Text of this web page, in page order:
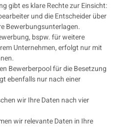
gibt es klare Rechte zur Einsicht:
und die Entscheider über
Bewerbungsunterlagen.
bspw. für weitere
Unternehmen, erfolgt nur mit
Bewerberpool für die Besetzung
ebenfalls nur nach einer
wir Ihre Daten nach vier
wir relevante Daten in Ihre